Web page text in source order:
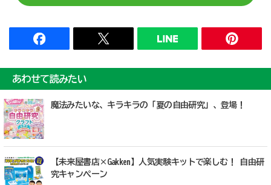
あわせて読みたい
魔法みたいな、キラキラの「夏の自由研究」、登場！
【未来屋書店×Gakken】人気実験キットで楽しむ！ 自由研
究キャンペーン